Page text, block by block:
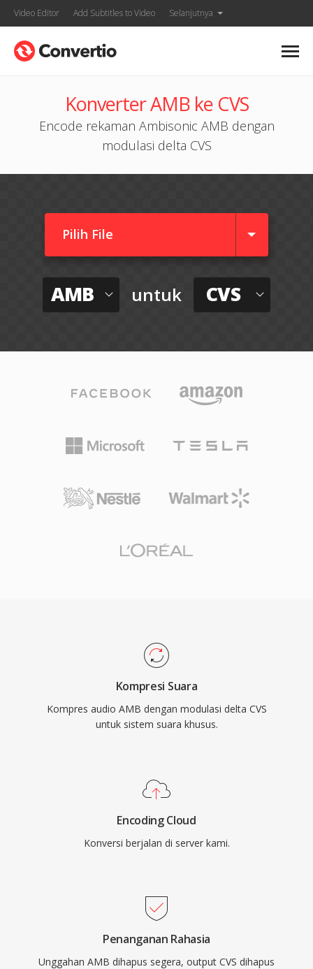
Video Editor Add Subtitles to Video Selanjutnya
Konverter AMB ke CVS
Encode rekaman Ambisonic AMB dengan
modulasi delta CVS
Pilih File
AMB untuk CVS
Kompresi Suara
Kompres audio AMB dengan modulasi delta CVS
untuk sistem suara khusus.
Encoding Cloud
Konversi berjalan di server kami.
Penanganan Rahasia
Unggahan AMB dihapus segera, output CVS dihapus